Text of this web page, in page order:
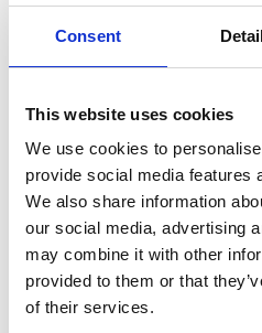
Consent
This website uses cookies
We use cookies to
provide social media features
We also share information
our social media, advertising
may combine it with other
provided to them or that
of their services.
basis van het oorspronkelijke
Klop-/rappersystemen
Transformator-
Isolatoren
Filterzakken en kooien
Nozzles en interne
SCR- / SNCR-